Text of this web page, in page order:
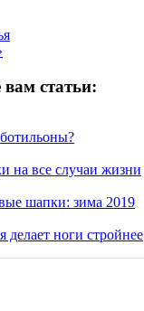
статьи:
на все случаи жизни
шапки: зима 2019
делает ноги стройнее